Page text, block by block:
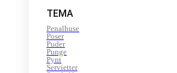
TEMA
Penalhuse
Poser
Puder
Punge
Pynt
Servietter